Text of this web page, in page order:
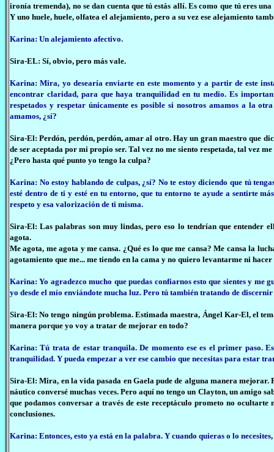
ironía tremenda), no se dan cuenta que tú estás allí. Es como que tú eres
Y uno huele, huele, olfatea el alejamiento, pero a su vez ese alejamiento
Karina: Un alejamiento afectivo.
Sira-EL: Sí, obvio, pero más vale.
Karina: Mira, yo desearía enviarte en este momento y a partir de este
encontrar claridad, para que haya tranquilidad en tu medio. Es
respetados y respetar únicamente es posible si nosotros amamos a la
amamos, ¿sí?
Sira-El: Perdón, perdón, perdón, amar al otro. Hay un gran maestro que
de ser aceptada por mi propio ser. Tal vez no me siento respetada, tal vez
¿Pero hasta qué punto yo tengo la culpa?
Karina: No estoy hablando de culpas, ¿sí? No te estoy diciendo que tú
esté dentro de ti y esté en tu entorno, que tu entorno te ayude a sentirte
respeto y esa valorización de ti misma.
Sira-El: Las palabras son muy lindas, pero eso lo tendrían que entender
agota.
Me agota, me agota y me cansa. ¿Qué es lo que me cansa? Me cansa la
agotamiento que me... me tiendo en la cama y no quiero levantarme ni
Karina: Yo agradezco mucho que puedas confiarnos esto que sientes y
yo desde el mío enviándote mucha luz. Pero tú también tratando de
Sira-El: No tengo ningún problema. Estimada maestra, Ángel Kar-El, el
manera porque yo voy a tratar de mejorar en todo?
Karina: Tú trata de estar tranquila. De momento ese es el primer paso.
tranquilidad. Y pueda empezar a ver ese cambio que necesitas para estar
Sira-El: Mira, en la vida pasada en Gaela pude de alguna manera mejorar.
náutico conversé muchas veces. Pero aquí no tengo un Clayton, un amigo
que podamos conversar a través de este receptáculo prometo no
conclusiones.
Karina: Entonces, esto ya está en la palabra. Y cuando quieras o lo